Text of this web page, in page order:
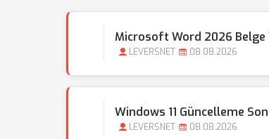
Microsoft Word 2026 Belge
LEVERSNET 08.08.2026
Windows 11 Güncelleme
LEVERSNET 08.08.2026